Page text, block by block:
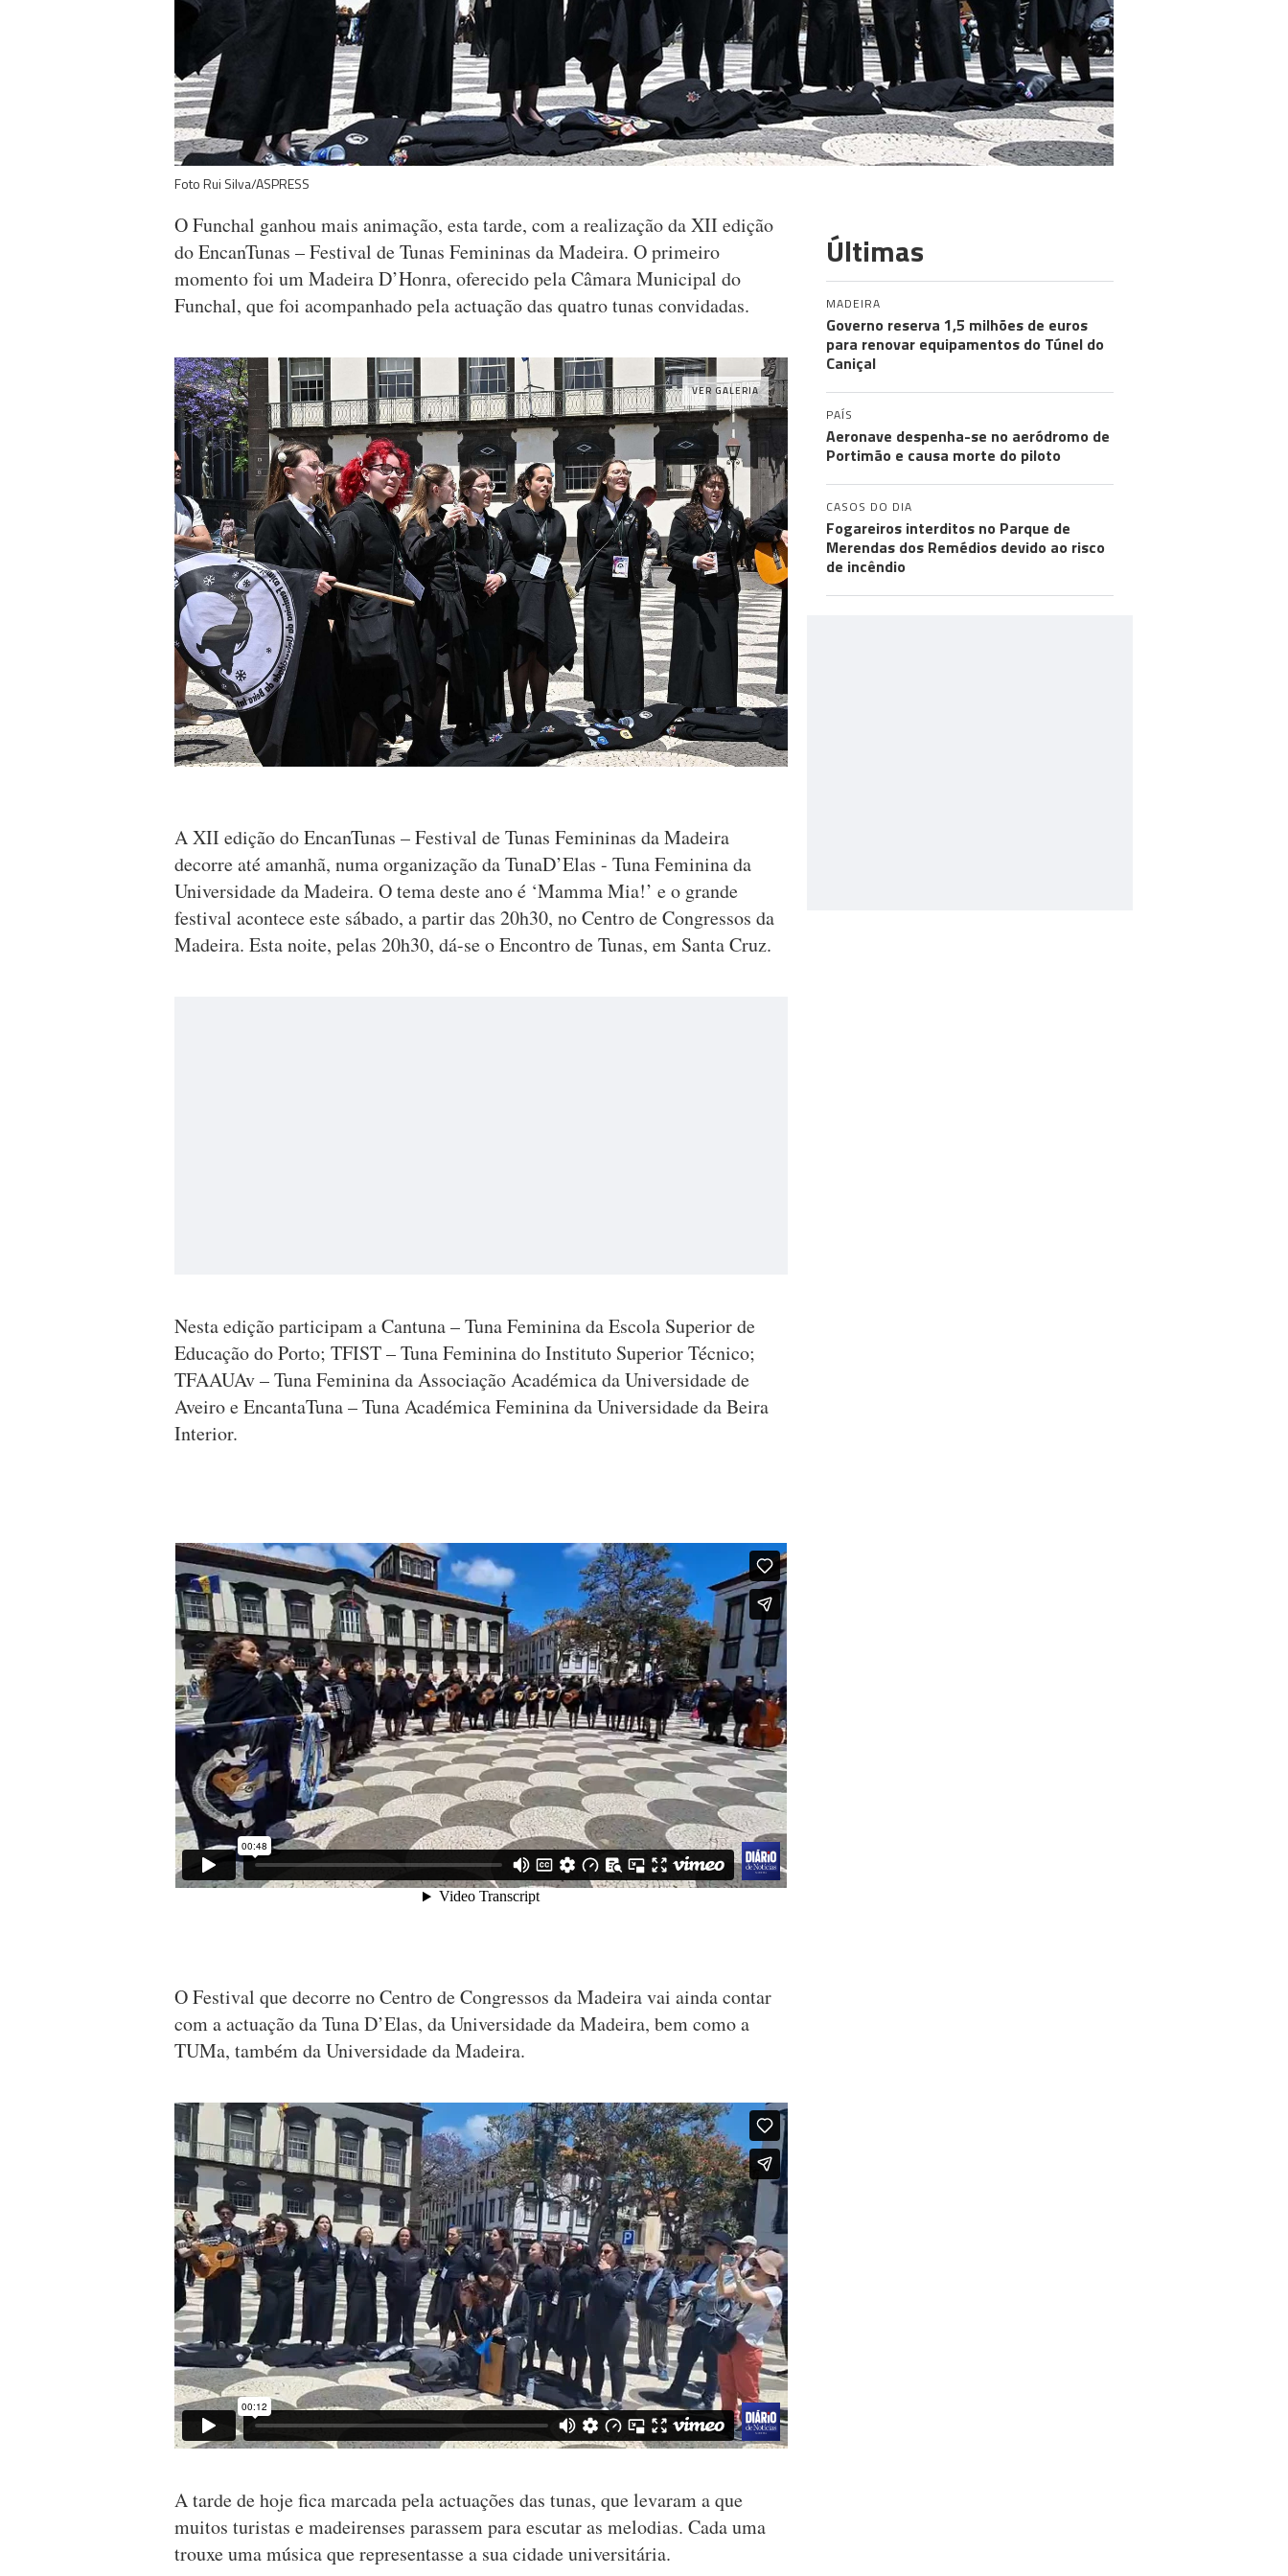
Foto Rui Silva/ASPRESS
O Funchal ganhou mais animação, esta tarde, com a realização da XII edição
do EncanTunas – Festival de Tunas Femininas da Madeira. O primeiro
momento foi um Madeira D’Honra, oferecido pela Câmara Municipal do
Funchal, que foi acompanhado pela actuação das quatro tunas convidadas.
VER GALERIA
A XII edição do EncanTunas – Festival de Tunas Femininas da Madeira
decorre até amanhã, numa organização da TunaD’Elas - Tuna Feminina da
Universidade da Madeira. O tema deste ano é ‘Mamma Mia!’ e o grande
festival acontece este sábado, a partir das 20h30, no Centro de Congressos da
Madeira. Esta noite, pelas 20h30, dá-se o Encontro de Tunas, em Santa Cruz.
Nesta edição participam a Cantuna – Tuna Feminina da Escola Superior de
Educação do Porto; TFIST – Tuna Feminina do Instituto Superior Técnico;
TFAAUAv – Tuna Feminina da Associação Académica da Universidade de
Aveiro e EncantaTuna – Tuna Académica Feminina da Universidade da Beira
Interior.
O Festival que decorre no Centro de Congressos da Madeira vai ainda contar
com a actuação da Tuna D’Elas, da Universidade da Madeira, bem como a
TUMa, também da Universidade da Madeira.
A tarde de hoje fica marcada pela actuações das tunas, que levaram a que
muitos turistas e madeirenses parassem para escutar as melodias. Cada uma
trouxe uma música que representasse a sua cidade universitária.
Últimas
MADEIRA
Governo reserva 1,5 milhões de euros
para renovar equipamentos do Túnel do
Caniçal
PAÍS
Aeronave despenha-se no aeródromo de
Portimão e causa morte do piloto
CASOS DO DIA
Fogareiros interditos no Parque de
Merendas dos Remédios devido ao risco
de incêndio